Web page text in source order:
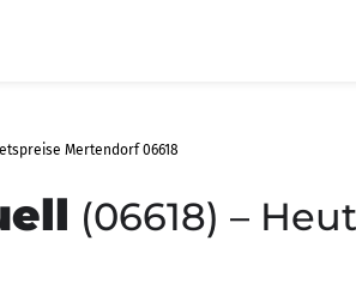
Mertendorf 06618
(06618) –